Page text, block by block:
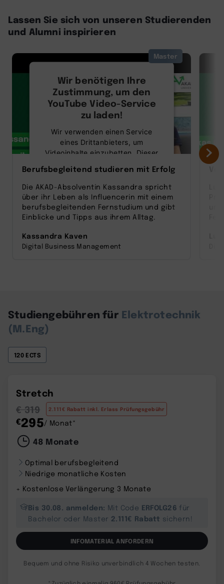
Lassen Sie sich von unseren Studierenden
und Alumni inspirieren
Master
Wir benötigen Ihre
Zustimmung, um den
YouTube Video-Service
zu laden!
Wir verwenden einen Service
eines Drittanbieters, um
Videoinhalte einzubetten. Dieser
Aktivitäten sammeln. Bitte lesen
Sie die Details durch und stimmen
Sie der Nutzung des Service zu,
um dieses Video anzusehen.
Mehr Informationen
Akzeptieren
Berufsbegleitend studieren mit Erfolg
Die AKAD-Absolventin Kassandra spricht
über ihr Leben als Influencerin mit einem
berufsbegleitenden Fernstudium und gibt
Einblicke und Tipps aus ihrem Alltag.
Kassandra Kaven
Digital Business Management
Studiengebühren für Elektrotechnik
(M.Eng)
120 ECTS
Stretch
€ 319
2.111€ Rabatt inkl. Erlass Prüfungsgebühr
€295/ Monat*
48 Monate
Optimal berufsbegleitend
Niedrige monatliche Kosten
+ Kostenlose Verlängerung 3 Monate
Bis 30.08. anmelden: Mit Code ERFOLG26 für
Bachelor oder Master 2.111€ Rabatt sichern!
INFOMATERIAL ANFORDERN
Bequem und ohne Risiko unverbindlich 4 Wochen testen.